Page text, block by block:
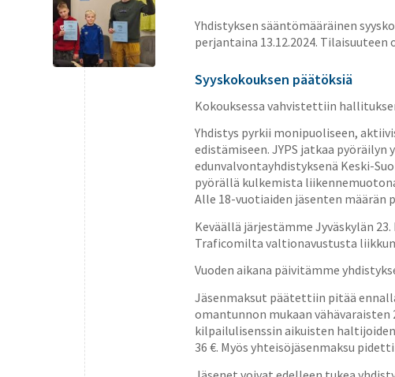
Yhdistyksen sääntömääräinen
perjantaina 13.12.2024.
Syyskokouksen päätöksiä
Kokouksessa vahvistettiin
Yhdistys pyrkii monipuoliseen,
edistämiseen. JYPS jatkaa
edunvalvontayhdistyksenä Keski-
pyörällä kulkemista
Alle 18-vuotiaiden jäsenten määrän
Keväällä järjestämme Jyväskylän
Traficomilta valtionavustusta
Vuoden aikana päivitämme
Jäsenmaksut päätettiin pitää
omantunnon mukaan vähävaraisten
kilpailulisenssin aikuisten
36 €. Myös yhteisöjäsenmaksu